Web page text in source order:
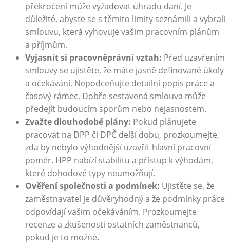
překročení může vyžadovat úhradu daní. Je
důležité, abyste se s těmito limity seznámili a vybrali
smlouvu, která vyhovuje vašim pracovním plánům
a příjmům.
Vyjasnit si pracovněprávní vztah: Před uzavřením
smlouvy se ujistěte, že máte jasně definované úkoly
a očekávání. Nepodceňujte detailní popis práce a
časový rámec. Dobře sestavená smlouva může
předejít budoucím sporům nebo nejasnostem.
Zvažte dlouhodobé plány: Pokud plánujete
pracovat na DPP či DPČ delší dobu, prozkoumejte,
zda by nebylo výhodnější uzavřít hlavní pracovní
poměr. HPP nabízí stabilitu a přístup k výhodám,
které dohodové typy neumožňují.
Ověření společnosti a podmínek: Ujistěte se, že
zaměstnavatel je důvěryhodný a že podmínky práce
odpovídají vašim očekáváním. Prozkoumejte
recenze a zkušenosti ostatních zaměstnanců,
pokud je to možné.